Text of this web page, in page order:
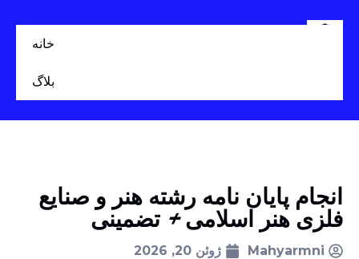
خانه
بلاگ
انجام پایان نامه رشته هنر و صنایع
فلزی هنر اسلامی + تضمینی
Mahyarmni ژوئن 20, 2026